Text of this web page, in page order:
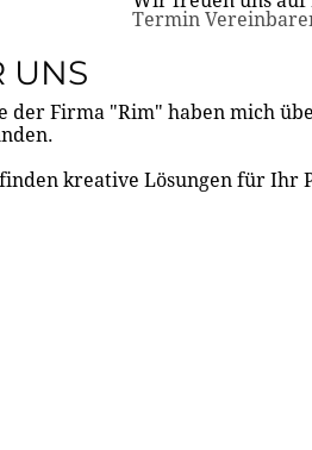
Termin
UNS
Firma "Rim" haben mich
kreative Lösungen für Ihr